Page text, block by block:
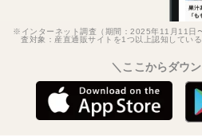
※インターネット調査（期間：2025年11月11日
査対象：産直通販サイトを1つ以上認知してい
＼ここからダウ